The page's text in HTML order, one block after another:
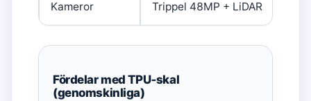
Kameror Trippel 48MP + LiDAR
Fördelar med TPU‑skal
(genomskinliga)